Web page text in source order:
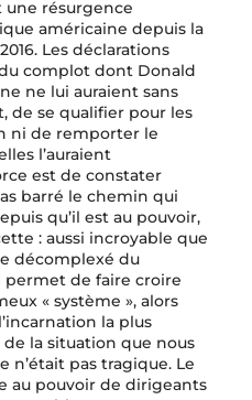
une résurgence
américaine depuis la
Les déclarations
complot dont Donald
ne lui auraient sans
de se qualifier pour les
ni de remporter le
l’auraient
est de constater
barré le chemin qui
qu’il est au pouvoir,
: aussi incroyable que
décomplexé du
de faire croire
« système », alors
la plus
de la situation que nous
n’était pas tragique. Le
au pouvoir de dirigeants